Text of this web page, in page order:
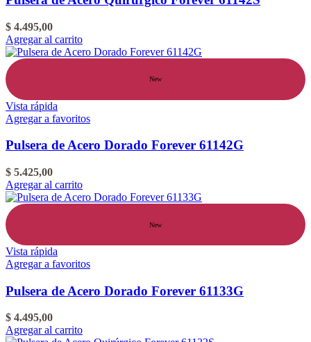
$ 4.495,00
Agregar al carrito
New
Vista rápida
Agregar a favoritos
Pulsera de Acero Dorado Forever 61142G
$ 5.425,00
Agregar al carrito
New
Vista rápida
Agregar a favoritos
Pulsera de Acero Dorado Forever 61133G
$ 4.495,00
Agregar al carrito